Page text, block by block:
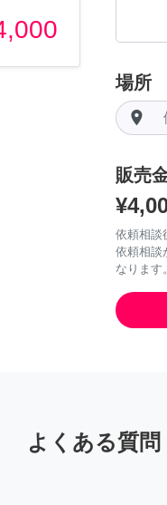
場所
room
販売
依頼相談
依頼相談
なります。
よくある質問